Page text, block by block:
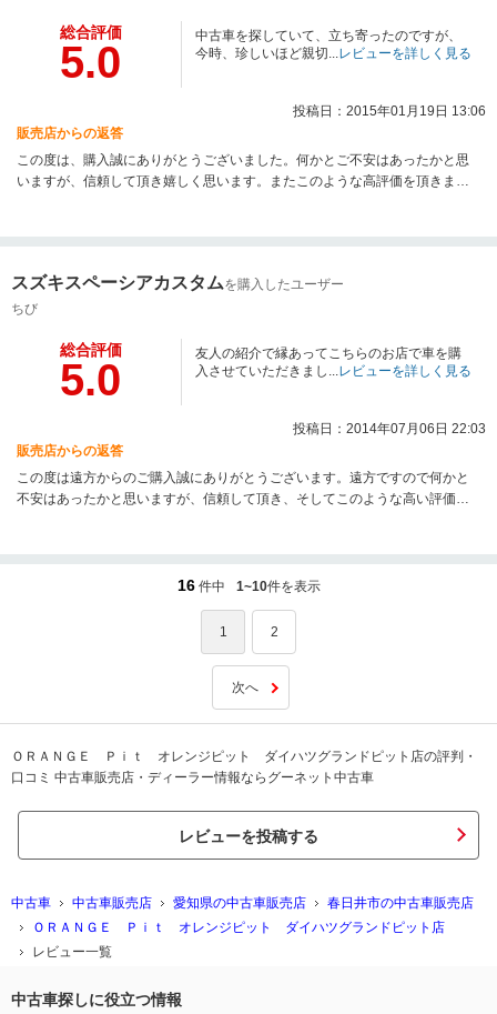
総合評価
5.0
中古車を探していて、立ち寄ったのですが、
今時、珍しいほど親切...レビューを詳しく見る
投稿日：2015年01月19日 13:06
販売店からの返答
この度は、購入誠にありがとうございました。何かとご不安はあったかと思
いますが、信頼して頂き嬉しく思います。またこのような高評価を頂きまし
ります。！これからもどうぞお付き合い宜しくお願い申しあげます！何かあ
スズキスペーシアカスタムを購入したユーザー
ちび
総合評価
5.0
友人の紹介で縁あってこちらのお店で車を購
入させていただきまし...レビューを詳しく見る
投稿日：2014年07月06日 22:03
販売店からの返答
この度は遠方からのご購入誠にありがとうございます。遠方ですので何かと
不安はあったかと思いますが、信頼して頂き、そしてこのような高い評価を
か御座いましたら、お気軽にご相談、ご来店お待ちしております。
16 件中 1~10件を表示
1 2
次へ
ＯＲＡＮＧＥ Ｐｉｔ オレンジピット ダイハツグランドピット店の評判・
口コミ 中古車販売店・ディーラー情報ならグーネット中古車
レビューを投稿する
中古車 中古車販売店 愛知県の中古車販売店
春日井市の中古車販売店
ＯＲＡＮＧＥ Ｐｉｔ オレンジピット ダイハツグランドピット店
レビュー一覧
中古車探しに役立つ情報